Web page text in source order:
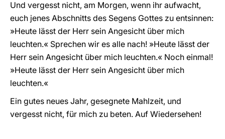
Und vergesst nicht, am Morgen, wenn ihr aufwacht,
euch jenes Abschnitts des Segens Gottes zu entsinnen:
»Heute lässt der Herr sein Angesicht über mich
leuchten.« Sprechen wir es alle nach! »Heute lässt der
Herr sein Angesicht über mich leuchten.« Noch einmal!
»Heute lässt der Herr sein Angesicht über mich
leuchten.«
Ein gutes neues Jahr, gesegnete Mahlzeit, und
vergesst nicht, für mich zu beten. Auf Wiedersehen!